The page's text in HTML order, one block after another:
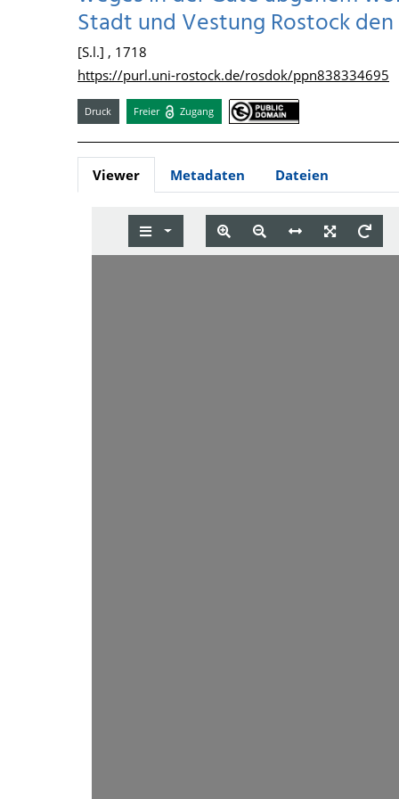
Stadt und Vestung Rostock den
[S.l.] , 1718
https://purl.uni-rostock.de/rosdok/ppn838334695
Druck Freier Zugang
Viewer Metadaten Dateien